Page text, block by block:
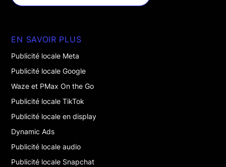
DEMARRER
EN SAVOIR PLUS
Publicité locale Meta
Publicité locale Google
Waze et PMax On the Go
Publicité locale TikTok
Publicité locale en display
Dynamic Ads
Publicité locale audio
Publicité locale Snapchat